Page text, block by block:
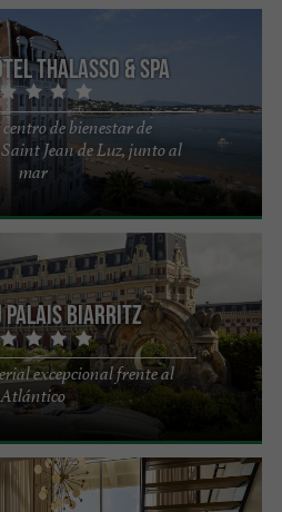
Thalasso & Spa
de bienestar de
Jean de Luz, junto al
mar
Palais Biarritz
excepcional frente al
Atlántico